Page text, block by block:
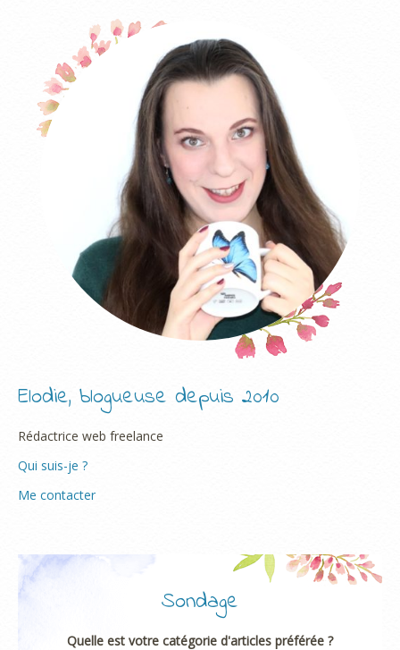
Elodie, blogueuse depuis 2010
Rédactrice web freelance
Qui suis-je ?
Me contacter
Sondage
Quelle est votre catégorie d'articles préférée ?